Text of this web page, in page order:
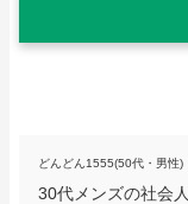
どんどん1555(50代・男性)
30代メンズの社会